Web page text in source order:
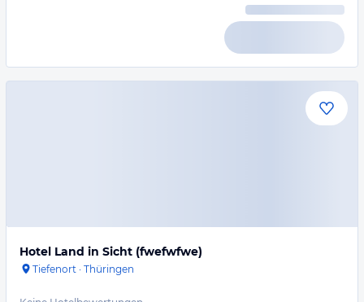
Hotel Land in Sicht (fwefwfwe)
Tiefenort · Thüringen